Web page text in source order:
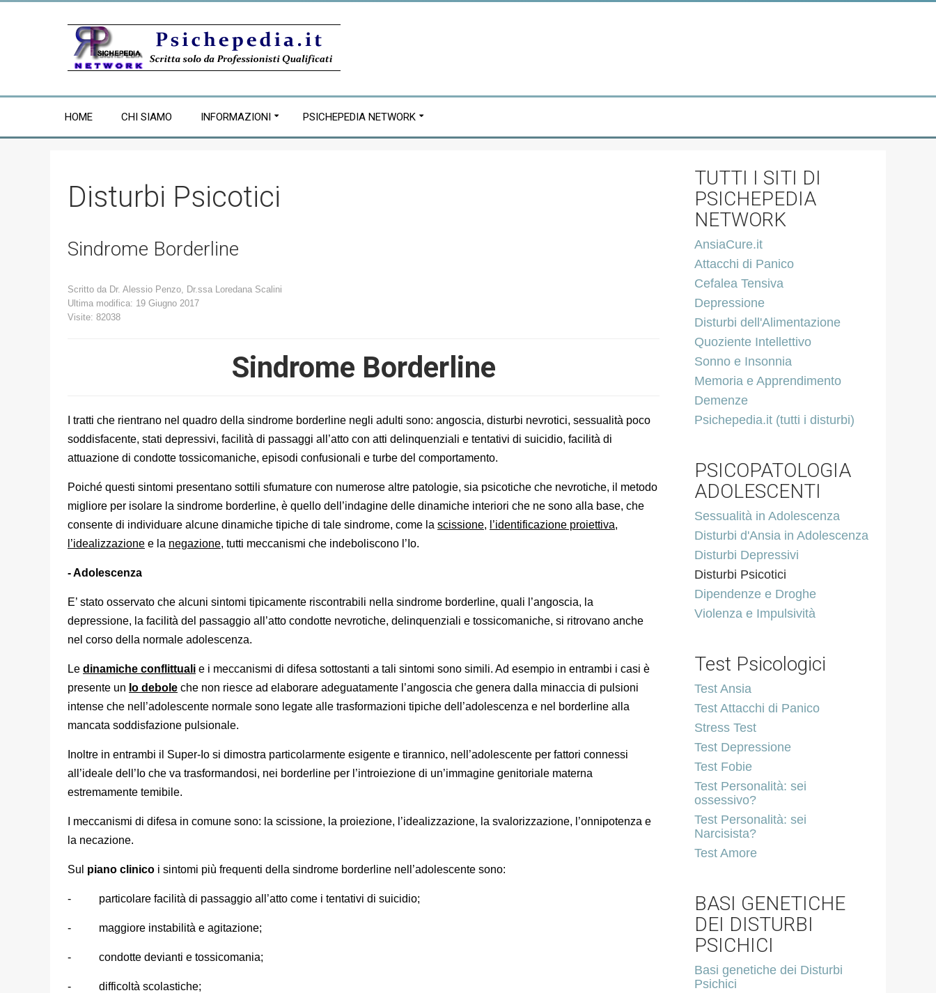
HOME CHI SIAMO INFORMAZIONI PSICHEPEDIA NETWORK
Disturbi Psicotici
Sindrome Borderline
Scritto da Dr. Alessio Penzo, Dr.ssa Loredana Scalini
Ultima modifica: 19 Giugno 2017
Visite: 82038
Sindrome Borderline
I tratti che rientrano nel quadro della sindrome borderline negli adulti sono: angoscia, disturbi nevrotici, sessualità poco
soddisfacente, stati depressivi, facilità di passaggi all’atto con atti delinquenziali e tentativi di suicidio, facilità di
attuazione di condotte tossicomaniche, episodi confusionali e turbe del comportamento.
Poiché questi sintomi presentano sottili sfumature con numerose altre patologie, sia psicotiche che nevrotiche, il metodo
migliore per isolare la sindrome borderline, è quello dell’indagine delle dinamiche interiori che ne sono alla base, che
consente di individuare alcune dinamiche tipiche di tale sindrome, come la scissione, l’identificazione proiettiva,
l’idealizzazione e la negazione, tutti meccanismi che indeboliscono l’Io.
- Adolescenza
E’ stato osservato che alcuni sintomi tipicamente riscontrabili nella sindrome borderline, quali l’angoscia, la
depressione, la facilità del passaggio all’atto condotte nevrotiche, delinquenziali e tossicomaniche, si ritrovano anche
nel corso della normale adolescenza.
Le dinamiche conflittuali e i meccanismi di difesa sottostanti a tali sintomi sono simili. Ad esempio in entrambi i casi è
presente un Io debole che non riesce ad elaborare adeguatamente l’angoscia che genera dalla minaccia di pulsioni
intense che nell’adolescente normale sono legate alle trasformazioni tipiche dell’adolescenza e nel borderline alla
mancata soddisfazione pulsionale.
Inoltre in entrambi il Super-Io si dimostra particolarmente esigente e tirannico, nell’adolescente per fattori connessi
all’ideale dell’Io che va trasformandosi, nei borderline per l’introiezione di un’immagine genitoriale materna
estremamente temibile.
I meccanismi di difesa in comune sono: la scissione, la proiezione, l’idealizzazione, la svalorizzazione, l’onnipotenza e
la necazione.
Sul piano clinico i sintomi più frequenti della sindrome borderline nell’adolescente sono:
- particolare facilità di passaggio all’atto come i tentativi di suicidio;
- maggiore instabilità e agitazione;
- condotte devianti e tossicomania;
- difficoltà scolastiche;
TUTTI I SITI DI
PSICHEPEDIA
NETWORK
AnsiaCure.it
Attacchi di Panico
Cefalea Tensiva
Depressione
Disturbi dell'Alimentazione
Quoziente Intellettivo
Sonno e Insonnia
Memoria e Apprendimento
Demenze
Psichepedia.it (tutti i disturbi)
PSICOPATOLOGIA
ADOLESCENTI
Sessualità in Adolescenza
Disturbi d'Ansia in Adolescenza
Disturbi Depressivi
Disturbi Psicotici
Dipendenze e Droghe
Violenza e Impulsività
Test Psicologici
Test Ansia
Test Attacchi di Panico
Stress Test
Test Depressione
Test Fobie
Test Personalità: sei
ossessivo?
Test Personalità: sei
Narcisista?
Test Amore
BASI GENETICHE
DEI DISTURBI
PSICHICI
Basi genetiche dei Disturbi
Psichici